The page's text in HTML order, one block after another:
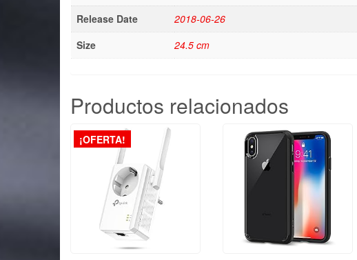
Release Date
2018-06-26
Size
24.5 cm
Productos relacionados
¡OFERTA!